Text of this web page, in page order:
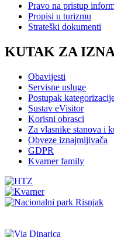
Pravo na pristup
Propisi u turizmu
Strateški dokumenti
KUTAK ZA
Obavijesti
Servisne usluge
Postupak
Sustav eVisitor
Korisni obrasci
Za vlasnike stanova i
Obveze iznajmljivača
GDPR
Kvarner family